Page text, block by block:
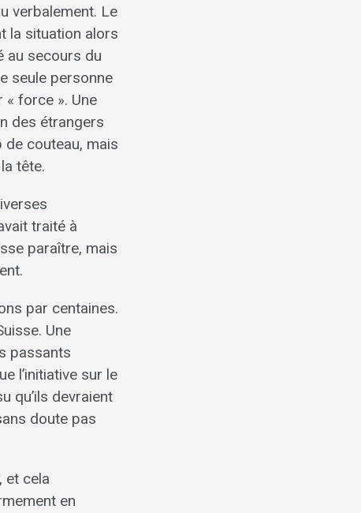
verbalement. Le
la situation alors
au secours du
seule personne
« force ». Une
des étrangers
couteau, mais
tête.
traité à
paraître, mais
par centaines.
Une
passants
l’initiative sur le
qu’ils devraient
doute pas
et cela
en